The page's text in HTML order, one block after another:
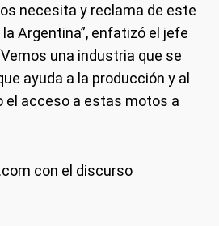
necesita y reclama de este
Argentina”, enfatizó el jefe
una industria que se
ayuda a la producción y al
acceso a estas motos a
con el discurso